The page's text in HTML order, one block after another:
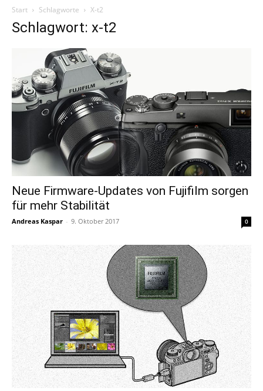
Start Schlagworte X-t2
Schlagwort: x-t2
Neue Firmware-Updates von Fujifilm sorgen
für mehr Stabilität
Andreas Kaspar - 9. Oktober 2017 0